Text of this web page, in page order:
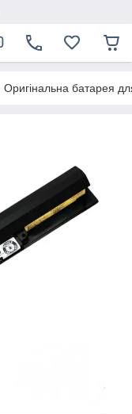
Оригінальна батарея